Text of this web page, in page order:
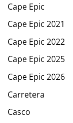
Cape Epic
Cape Epic 2021
Cape Epic 2022
Cape Epic 2025
Cape Epic 2026
Carretera
Casco